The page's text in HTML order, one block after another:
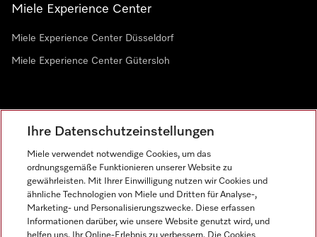
Miele Experience Center
Miele Experience Center Düsseldorf
Miele Experience Center Gütersloh
Ihre Datenschutzeinstellungen
Miele verwendet notwendige Cookies, um das
ordnungsgemäße Funktionieren unserer Website zu
gewährleisten. Mit Ihrer Einwilligung nutzen wir Cookies und
ähnliche Technologien von Miele und Dritten für Analyse-,
Marketing- und Personalisierungszwecke. Diese erfassen
Informationen darüber, wie unsere Website genutzt wird, und